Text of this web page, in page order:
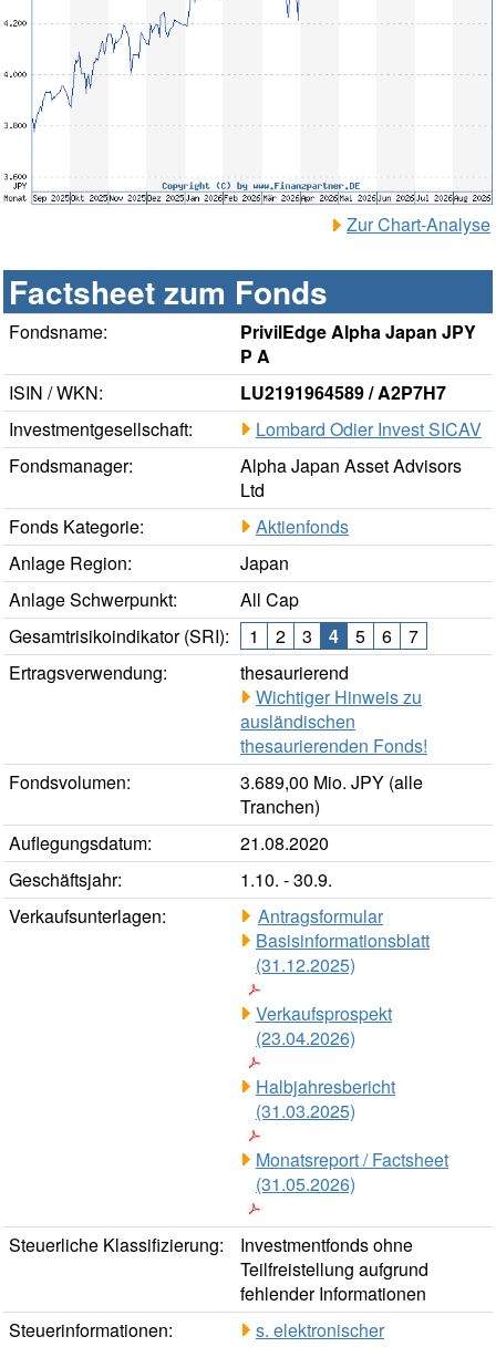
Zur Chart-Analyse
Factsheet zum Fonds
Fondsname:
PrivilEdge Alpha Japan JPY
P A
ISIN / WKN:
LU2191964589 / A2P7H7
Investmentgesellschaft:
Lombard Odier Invest SICAV
Fondsmanager:
Alpha Japan Asset Advisors
Ltd
Fonds Kategorie:
Aktienfonds
Anlage Region:
Japan
Anlage Schwerpunkt:
All Cap
Gesamtrisikoindikator (SRI):
1 2 3 4 5 6
7
Ertragsverwendung:
thesaurierend
Wichtiger Hinweis zu
ausländischen
thesaurierenden Fonds!
Fondsvolumen:
3.689,00 Mio. JPY (alle
Tranchen)
Auflegungsdatum:
21.08.2020
Geschäftsjahr:
1.10. - 30.9.
Verkaufsunterlagen:
Antragsformular
Basisinformationsblatt
(31.12.2025)
Verkaufsprospekt
(23.04.2026)
Halbjahresbericht
(31.03.2025)
Monatsreport / Factsheet
(31.05.2026)
Steuerliche Klassifizierung:
Investmentfonds ohne
Teilfreistellung aufgrund
fehlender Informationen
Steuerinformationen:
s. elektronischer